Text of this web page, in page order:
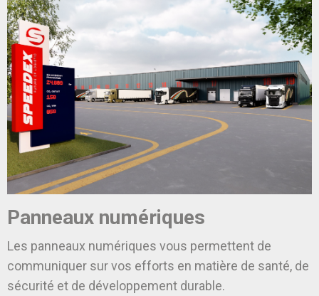
Panneaux numériques
Les panneaux numériques vous permettent de
communiquer sur vos efforts en matière de santé, de
sécurité et de développement durable.